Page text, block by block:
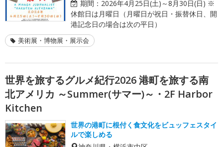
期間： 2026年4月25日(土)～8月30日(日) ※
休館日は月曜日（月曜日が祝日・振替休日、開
港記念日の場合は次の平日）
美術展・博物展・展示会
世界を旅するグルメ紀行2026 港町を旅する南
北アメリカ ～Summer(サマー)～・2F Harbor
Kitchen
世界の港町に根付く食文化をビュッフェスタイ
ルで楽しめる